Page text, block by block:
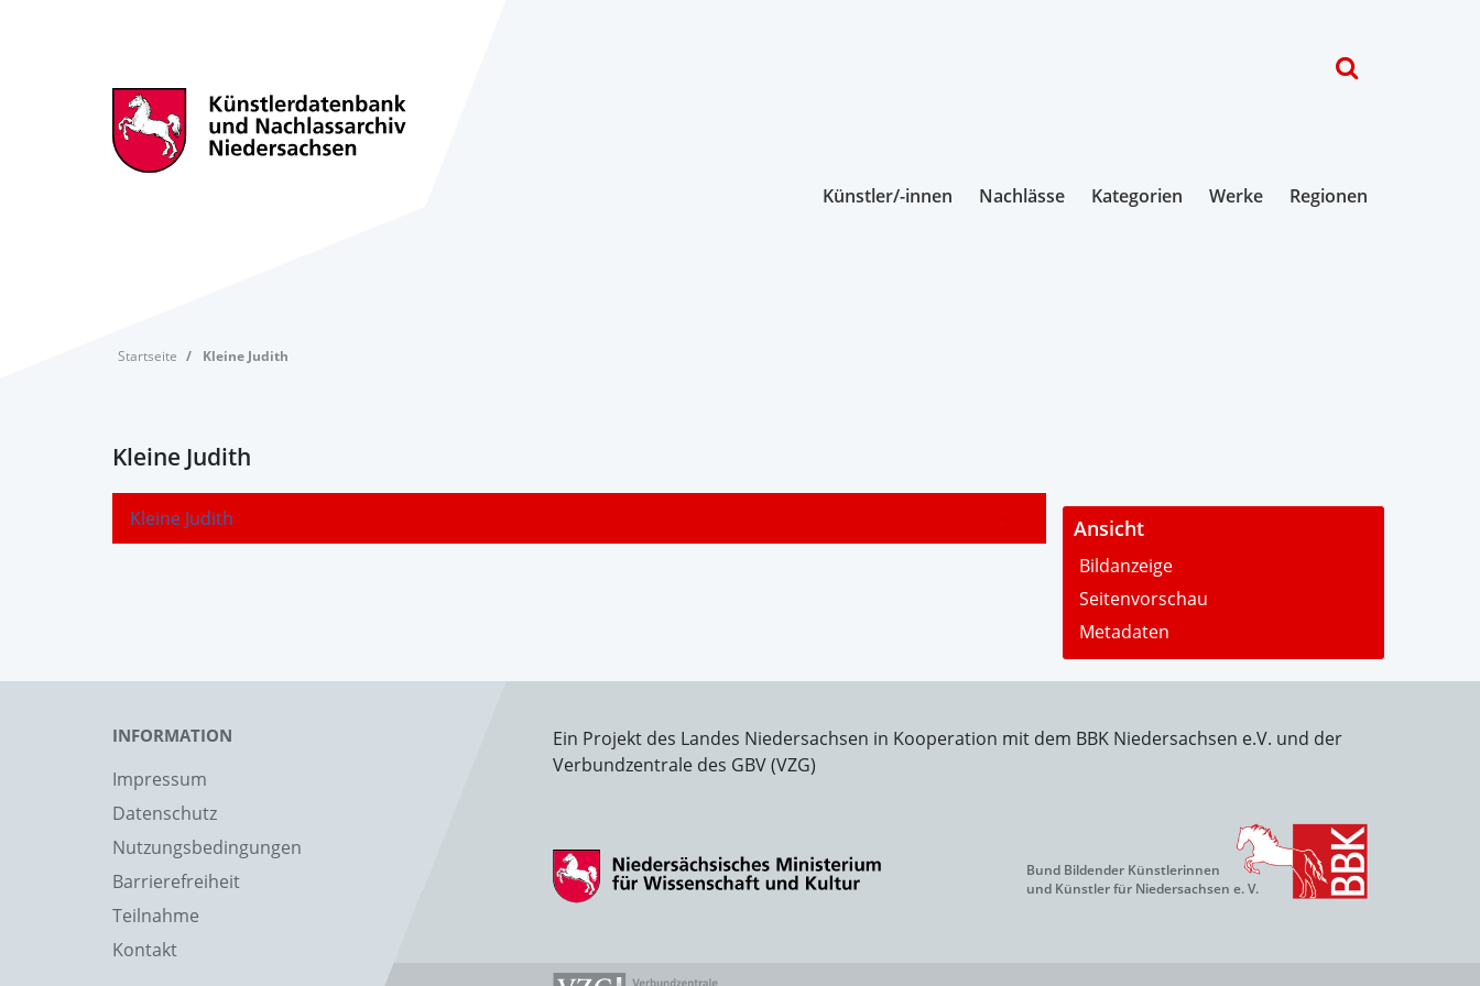
Künstler/-innen Nachlässe Kategorien Werke Regionen
Startseite Kleine Judith
Kleine Judith
Kleine Judith - Ansicht
Bildanzeige
Seitenvorschau
Metadaten
INFORMATION
Impressum
Datenschutz
Nutzungsbedingungen
Barrierefreiheit
Teilnahme
Kontakt
Ein Projekt des Landes Niedersachsen in Kooperation mit dem BBK Niedersachsen e.V. und der
Verbundzentrale des GBV (VZG)
Bund Bildender Künstlerinnen
und Künstler für Niedersachsen e. V.